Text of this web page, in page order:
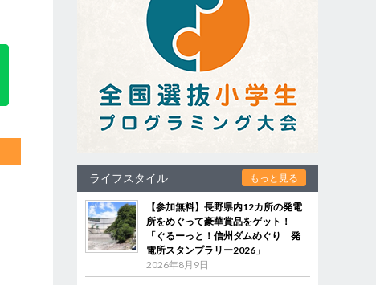
ライフスタイル もっと見る
【参加無料】長野県内12カ所の発電
所をめぐって豪華賞品をゲット！
「ぐるーっと！信州ダムめぐり 発
電所スタンプラリー2026」
2026年8月9日